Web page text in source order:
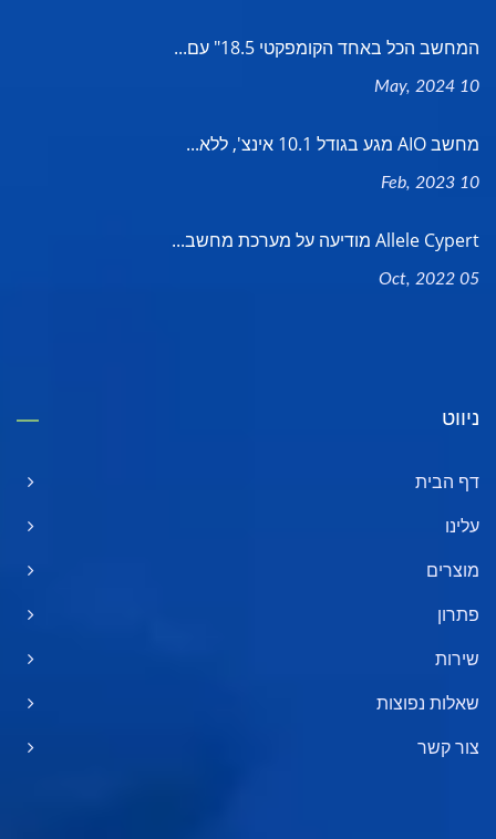
המחשב הכל באחד הקומפקטי 18.5" עם...
10 May, 2024
מחשב AIO מגע בגודל 10.1 אינצ', ללא...
10 Feb, 2023
Allele Cypert מודיעה על מערכת מחשב...
05 Oct, 2022
ניווט
דף הבית
עלינו
מוצרים
פתרון
שירות
שאלות נפוצות
צור קשר